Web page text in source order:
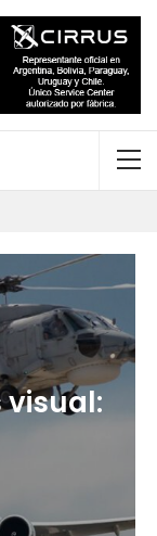
visual: